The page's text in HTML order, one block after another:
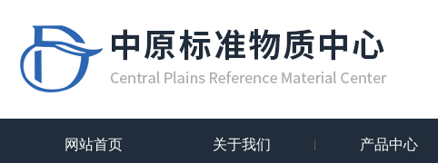
网站首页 关于我们 产品中心